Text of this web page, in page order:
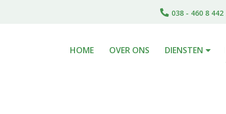
038 - 460 8 442
HOME OVER ONS DIENSTEN